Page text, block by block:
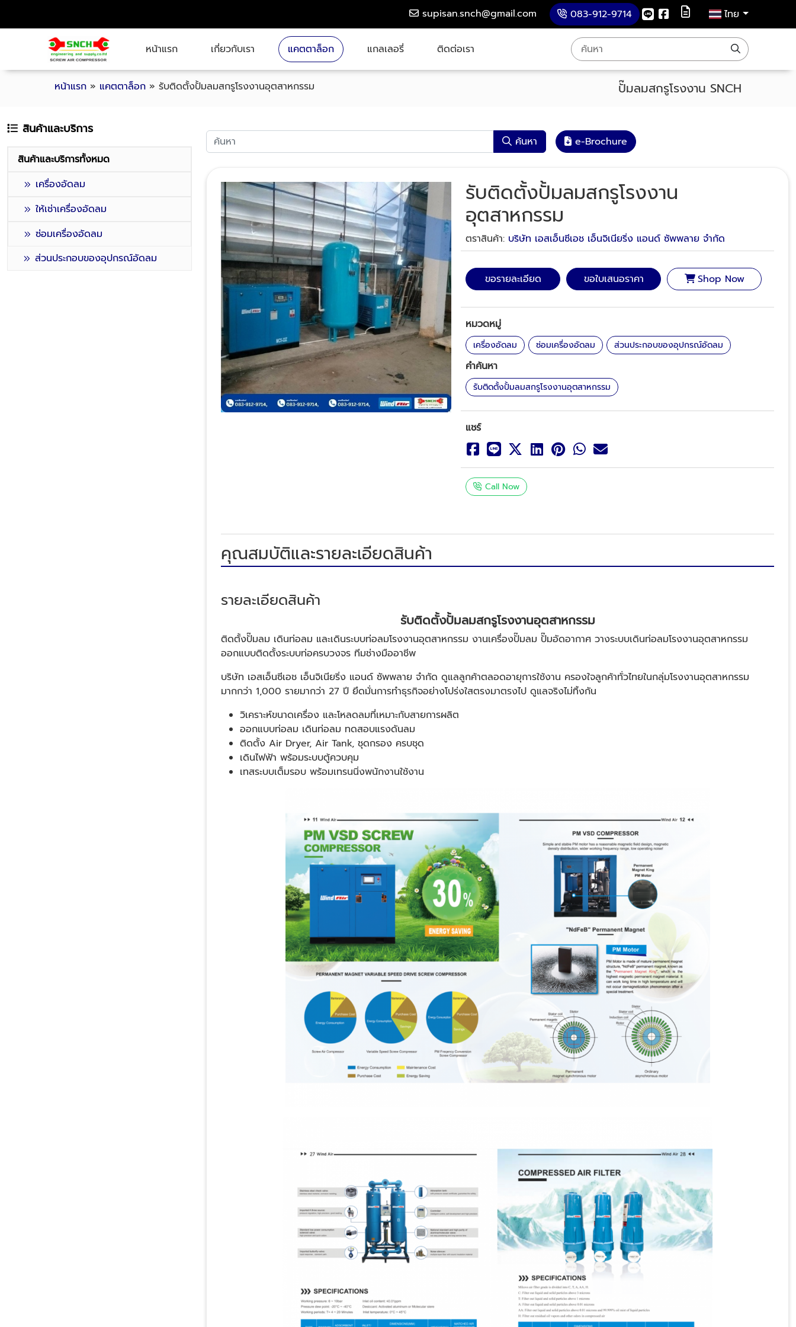
supisan.snch@gmail.com 083-912-9714 ไทย
หน้าแรก เกี่ยวกับเรา แคตตาล็อก แกลเลอรี่ ติดต่อเรา
หน้าแรก » แคตตาล็อก » รับติดตั้งปั้มลมสกรูโรงงานอุตสาหกรรม ปั๊มลมสกรูโรงงาน SNCH
สินค้าและบริการ
สินค้าและบริการทั้งหมด
เครื่องอัดลม
ให้เช่าเครื่องอัดลม
ซ่อมเครื่องอัดลม
ส่วนประกอบของอุปกรณ์อัดลม
ค้นหา e-Brochure
รับติดตั้งปั้มลมสกรูโรงงาน
อุตสาหกรรม
ตราสินค้า: บริษัท เอสเอ็นซีเอช เอ็นจิเนียริ่ง แอนด์ ซัพพลาย จำกัด
ขอรายละเอียด ขอใบเสนอราคา Shop Now
หมวดหมู่
เครื่องอัดลม ซ่อมเครื่องอัดลม ส่วนประกอบของอุปกรณ์อัดลม
คำค้นหา
รับติดตั้งปั้มลมสกรูโรงงานอุตสาหกรรม
แชร์
Call Now
คุณสมบัติและรายละเอียดสินค้า
รายละเอียดสินค้า
รับติดตั้งปั้มลมสกรูโรงงานอุตสาหกรรม
ติดตั้งปั๊มลม เดินท่อลม และเดินระบบท่อลมโรงงานอุตสาหกรรม งานเครื่องปั๊มลม ปั๊มอัดอากาศ วางระบบเดินท่อลมโรงงานอุตสาหกรรม
ออกแบบติดตั้งระบบท่อครบวงจร ทีมช่างมืออาชีพ
บริษัท เอสเอ็นซีเอช เอ็นจิเนียริ่ง แอนด์ ซัพพลาย จำกัด ดูแลลูกค้าตลอดอายุการใช้งาน ครองใจลูกค้าทั่วไทยในกลุ่มโรงงานอุตสาหกรรม
มากกว่า 1,000 รายมากว่า 27 ปี ยึดมั่นการทำธุรกิจอย่างโปร่งใสตรงมาตรงไป ดูแลจริงไม่ทิ้งกัน
วิเคราะห์ขนาดเครื่อง และโหลดลมที่เหมาะกับสายการผลิต
ออกแบบท่อลม เดินท่อลม ทดสอบแรงดันลม
ติดตั้ง Air Dryer, Air Tank, ชุดกรอง ครบชุด
เดินไฟฟ้า พร้อมระบบตู้ควบคุม
เทสระบบเต็มรอบ พร้อมเทรนนิ่งพนักงานใช้งาน